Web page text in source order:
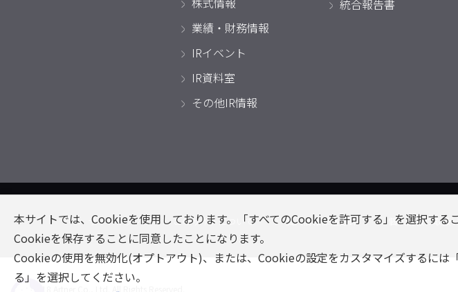
業績・財務情報
IRイベント
IR資料室
その他IR情報
統合報告書
サイトマップ このサイトについて 個人情報保護方針 個人情報の取扱
© 2018 Artner Co., Ltd. All Rights Reserved.
本サイトでは、Cookieを使用しております。「すべてのCookieを許可する」を選択する
Cookieを保存することに同意したことになります。
Cookieの使用を無効化(オプトアウト)、または、Cookieの設定をカスタマイズするには
る」を選択してください。